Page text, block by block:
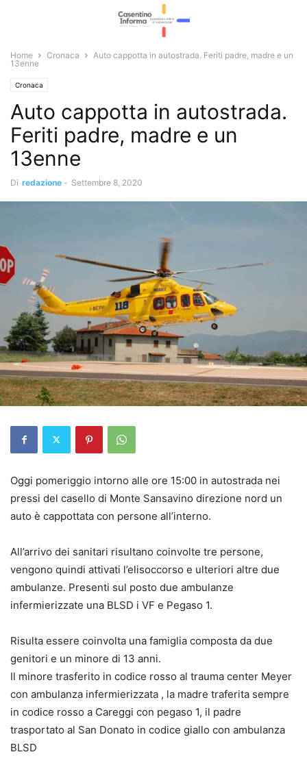
Home Cronaca
Auto cappotta in autostrada. Feriti padre, madre e un
13enne
Cronaca
Auto cappotta in autostrada.
Feriti padre, madre e un
13enne
Di redazione - Settembre 8, 2020
Oggi pomeriggio intorno alle ore 15:00 in autostrada nei
pressi del casello di Monte Sansavino direzione nord un
auto è cappottata con persone all’interno.
All’arrivo dei sanitari risultano coinvolte tre persone,
vengono quindi attivati l’elisoccorso e ulteriori altre due
ambulanze. Presenti sul posto due ambulanze
infermierizzate una BLSD i VF e Pegaso 1.
Risulta essere coinvolta una famiglia composta da due
genitori e un minore di 13 anni.
Il minore trasferito in codice rosso al trauma center Meyer
con ambulanza infermierizzata , la madre traferita sempre
in codice rosso a Careggi con pegaso 1, il padre
trasportato al San Donato in codice giallo con ambulanza
BLSD